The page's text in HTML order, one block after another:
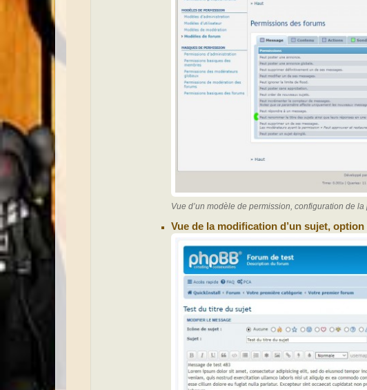
Vue d’un modèle de permission, configuration de
Vue de la modification d’un sujet,